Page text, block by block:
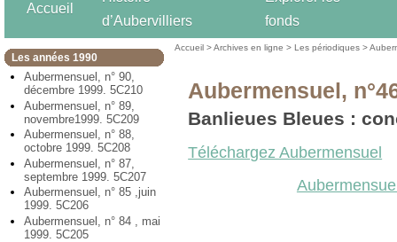
Accueil
d’Aubervilliers
fonds
Les années 1990
Aubermensuel, n° 90,
décembre 1999. 5C210
Aubermensuel, n° 89,
novembre1999. 5C209
Aubermensuel, n° 88,
octobre 1999. 5C208
Aubermensuel, n° 87,
septembre 1999. 5C207
Aubermensuel, n° 85 ,juin
1999. 5C206
Aubermensuel, n° 84 , mai
1999. 5C205
Accueil >Archives en ligne >Les périodiques >
Aubermensuel,
Banlieues Bleues :
Téléchargez Aubermensuel